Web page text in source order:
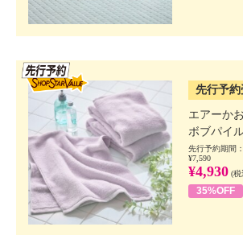
先行予約
エアーか
ボブパイ
先行予約期間
¥7,590
¥4,930 (税
35%OFF